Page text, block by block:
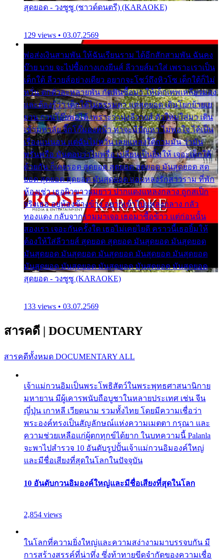
สุดยอด - วงซูซู (ซาวด์ดนตรี) (KARAOKE)
129 views • 03.07.2569
พ่อส่งเงินสามพัน ให้ฉันเรียนราม ได้อีกสักสามพัน ฉันคง
บ๊าย บาย จะไปซื้อกางเกงยีนส์ ลีวายส์มาใส่ เพราะเราเป็น
เด็กใต้ ลีวายส์อย่างเดียว อยากจะโชว์ถึงหิวโซ เด็กใต้ก็ไม่
หวั่น ตกตัวละหลายพัน กัดฟันซื้อมา ให้เด็กเทพเหลียวมอง
และต้องรู้ว่า เด็กใต้ไม่ธรรมดา แต่สุดยอด เดินโยกย้ายเย
ยวน กวนโอ๊ยพอได้ เพราะว่านุ่งลีวายส์ ตัวใหม่ใส่มา เดิน
เข้ามหาลัย จิ๊กโก๊มองหน้า ท่าจะมีปัญหา ไม่พอใจ ได้เป็น
เรื่องแน่นอน แต่ฉันไม่หวั่น เลยแหลงใต้ถามมัน ว่ามัน
พรั่นพรือ มันตอบว่าไม่พรื่อ เปลี่ยนเป็นยิ้มให้ เจอะเด็กใต้
ด้วยกัน ก็เลยรอด สุดยอด สุดยอด สุดยอด มันสุดยอด สุด
ยอด สุดยอด สุดยอด มันสุดยอด แอบหลงรักสาวราม ที่พัก
ห้องเช่า เธอผิวขาวผมยาว ปากแดงแหลงกลาง ถูกสเป็ก
จริงเธอ อยู่ห้องข้างข้าง อยากเข้าไปแหลงกลาง กลัว
ทองแดง กลับจากรามมาเจอ เธอมาซื้อข้าว แต่ก่อนนั้น
สองเรา เจอะกันครั้งใด เธอไม่เคยไยดี คราวนี้เธอยิ้มให้
ต้องให้ใส่ลีวายส์ สุดยอด สุดยอด มันสุดยอด มันสุดยอด
มันสุดยอด มันสุดยอด มันสุดยอด มันสุดยอด มันสุดยอด
มันสุดยอด มันสุดยอด มันสุดยอด มันสุดยอด มันสุดยอด
สุดยอด - วงซูซู (KARAOKE)
133 views • 03.07.2569
สารคดี | DOCUMENTARY
สารคดีทั้งหมด DOCUMENTARY ALL
เจ้าแม่กวนอิมเป็นพระโพธิสัตว์ในพระพุทธศาสนานิกาย
มหายาน มีผู้เคารพนับถือบูชาในหลายประเทศ เช่น จีน
ญี่ปุ่น เกาหลี เวียดนาม รวมทั้งไทย โดยมีความเชื่อว่า
พระองค์ทรงเป็นสัญลักษณ์แห่งความเมตตา กรุณา และ
ความช่วยเหลือแก่ผู้ตกทุกข์ได้ยาก ในบทความนี้ Palanla
จะพาไปสำรวจ 10 อันดับรูปปั้นเจ้าแม่กวนอิมองค์ใหญ่
และมีชื่อเสียงที่สุดในโลกในปัจจุบัน
10 อันดับกวนอิมองค์ใหญ่และมีชื่อเสียงที่สุดในโลก
2,854 views
ในโลกที่ความยิ่งใหญ่และความสง่างามมาบรรจบกัน มี
การสร้างสรรค์ที่น่าทึ่ง ซึ่งท้าทายขีดจำกัดของความเชื่อ